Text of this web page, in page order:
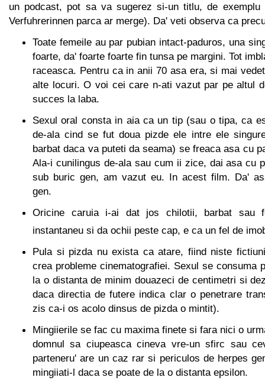
un podcast, pot sa va sugerez si-un titlu, de exemplu
Verfuhrerinnen parca ar merge). Da' veti observa ca
Toate femeile au par pubian intact-paduros, una
foarte, da' foarte foarte fin tunsa pe margini. Tot
raceasca. Pentru ca in anii 70 asa era, si mai
alte locuri. O voi cei care n-ati vazut par pe altul
succes la laba.
Sexul oral consta in aia ca un tip (sau o tipa, ca
de-ala cind se fut doua pizde ele intre ele
barbat daca va puteti da seama) se freaca asa cu
Ala-i cunilingus de-ala sau cum ii zice, dai asa cu
sub buric gen, am vazut eu. In acest film. Da'
gen.
Oricine caruia i-ai dat jos chilotii, barbat sau
instantaneu si da ochii peste cap, e ca un fel de
Pula si pizda nu exista ca atare, fiind niste
crea probleme cinematografiei. Sexul se consuma
la o distanta de minim douazeci de centimetri si
daca directia de futere indica clar o penetrare
zis ca-i os acolo dinsus de pizda o mintit).
Mingiierile se fac cu maxima finete si fara nici o
domnul sa ciupeasca cineva vre-un sfirc sau
parteneru' are un caz rar si periculos de herpes
mingiiati-l daca se poate de la o distanta epsilon.